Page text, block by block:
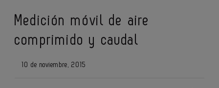
Medición móvil de aire
comprimido y caudal
10 de noviembre, 2015